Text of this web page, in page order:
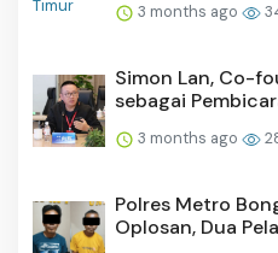
3 months ago
Simon Lan, Co-
sebagai
3 months ago
Polres Metro
Oplosan, Dua